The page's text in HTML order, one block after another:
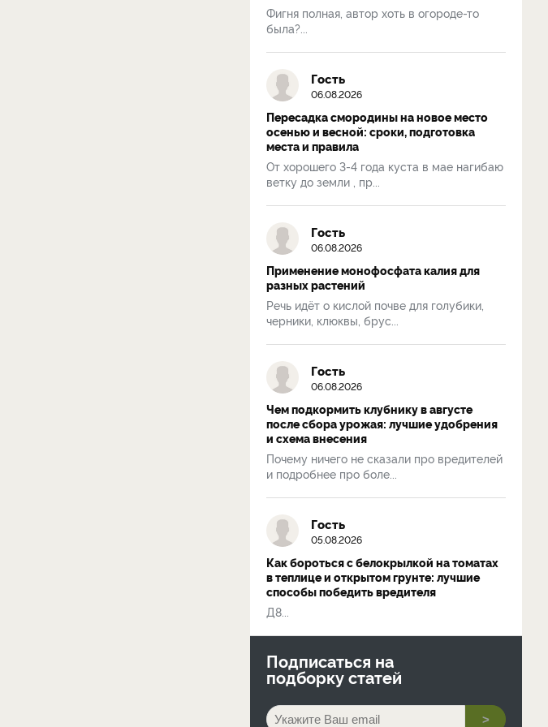
Фигня полная, автор хоть в огороде-то
была?...
Гость
06.08.2026
Пересадка смородины на новое место
осенью и весной: сроки, подготовка
места и правила
От хорошего 3-4 года куста в мае нагибаю
ветку до земли , пр...
Гость
06.08.2026
Применение монофосфата калия для
разных растений
Речь идёт о кислой почве для голубики,
черники, клюквы, брус...
Гость
06.08.2026
Чем подкормить клубнику в августе
после сбора урожая: лучшие удобрения
и схема внесения
Почему ничего не сказали про вредителей
и подробнее про боле...
Гость
05.08.2026
Как бороться с белокрылкой на томатах
в теплице и открытом грунте: лучшие
способы победить вредителя
Д8...
Подписаться на
подборку статей
>